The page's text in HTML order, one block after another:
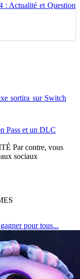
: Actualité et Question
sortira sur Switch
Pass et un DLC
Par contre, vous
sociaux
pour tous...